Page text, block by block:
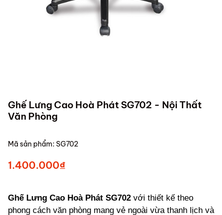
Ghế Lưng Cao Hoà Phát SG702 - Nội Thất
Văn Phòng
Mã sản phẩm: SG702
1.400.000₫
Ghế Lưng Cao Hoà Phát SG702 với thiết kế theo
phong cách văn phòng mang vẻ ngoài vừa thanh lịch và